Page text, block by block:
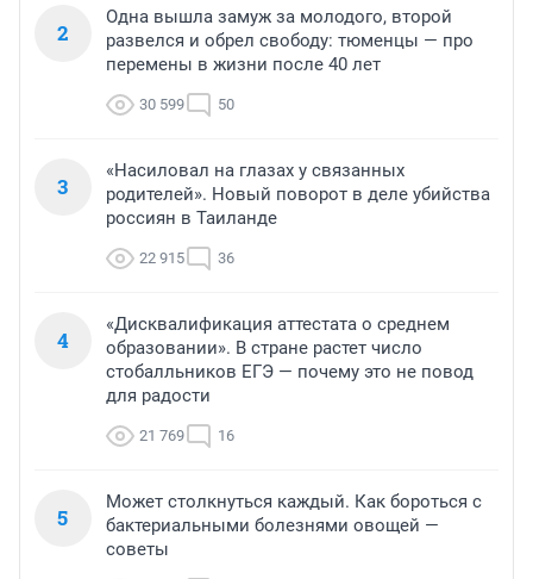
2
Одна вышла замуж за молодого, второй
развелся и обрел свободу: тюменцы — про
перемены в жизни после 40 лет
30 599 50
3
«Насиловал на глазах у связанных
родителей». Новый поворот в деле убийства
россиян в Таиланде
22 915 36
4
«Дисквалификация аттестата о среднем
образовании». В стране растет число
стобалльников ЕГЭ — почему это не повод
для радости
21 769 16
5
Может столкнуться каждый. Как бороться с
бактериальными болезнями овощей —
советы